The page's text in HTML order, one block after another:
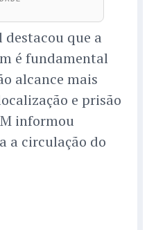
que a
é fundamental
alcance mais
e prisão
informou
a circulação do